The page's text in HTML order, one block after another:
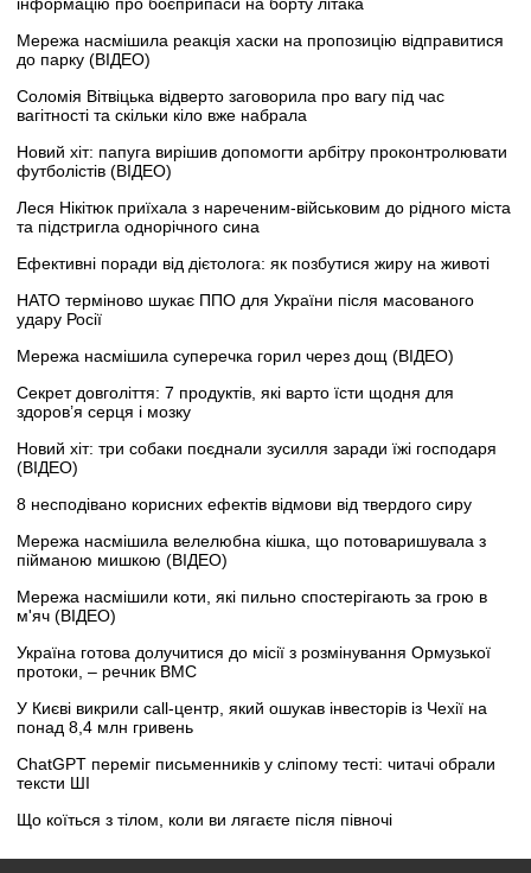
інформацію про боєприпаси на борту літака
Мережа насмішила реакція хаски на пропозицію відправитися
до парку (ВІДЕО)
Соломія Вітвіцька відверто заговорила про вагу під час
вагітності та скільки кіло вже набрала
Новий хіт: папуга вирішив допомогти арбітру проконтролювати
футболістів (ВІДЕО)
Леся Нікітюк приїхала з нареченим-військовим до рідного міста
та підстригла однорічного сина
Ефективні поради від дієтолога: як позбутися жиру на животі
НАТО терміново шукає ППО для України після масованого
удару Росії
Мережа насмішила суперечка горил через дощ (ВІДЕО)
Секрет довголіття: 7 продуктів, які варто їсти щодня для
здоров’я серця і мозку
Новий хіт: три собаки поєднали зусилля заради їжі господаря
(ВІДЕО)
8 несподівано корисних ефектів відмови від твердого сиру
Мережа насмішила велелюбна кішка, що потоваришувала з
пійманою мишкою (ВІДЕО)
Мережа насмішили коти, які пильно спостерігають за грою в
м'яч (ВІДЕО)
Україна готова долучитися до місії з розмінування Ормузької
протоки, – речник ВМС
У Києві викрили call-центр, який ошукав інвесторів із Чехії на
понад 8,4 млн гривень
ChatGPT переміг письменників у сліпому тесті: читачі обрали
тексти ШІ
Що коїться з тілом, коли ви лягаєте після півночі